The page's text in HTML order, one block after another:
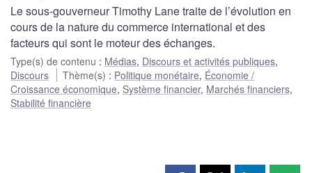
Le sous-gouverneur Timothy Lane traite de l’évolution en
cours de la nature du commerce international et des
facteurs qui sont le moteur des échanges.
Type(s) de contenu : Médias, Discours et activités publiques,
Discours
Thème(s) : Politique monétaire, Économie /
Croissance économique, Système financier, Marchés financiers,
Stabilité financière